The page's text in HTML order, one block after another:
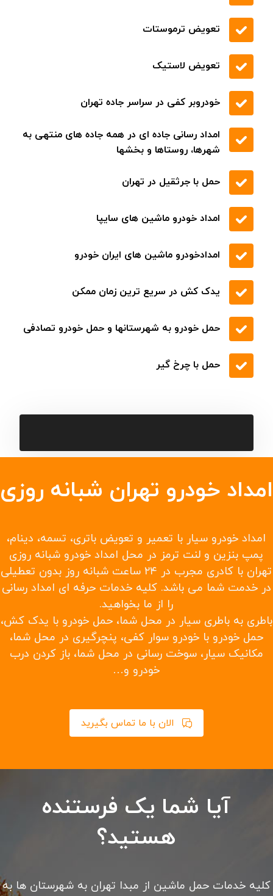
تعویض ترموستات
تعویض لاستیک
خودروبر کفی در سراسر جاده تهران
امداد رسانی جاده ای در همه جاده های منتهی به
شهرها، روستاها و بخشها
حمل با جرثقیل در تهران
امداد خودرو ماشین های سایپا
امدادخودرو ماشین های ایران خودرو
یدک کش در سریع ترین زمان ممکن
حمل خودرو به شهرستانها و حمل خودرو تصادفی
حمل با چرخ گیر
امداد خودرو تهران شبانه روزی
امداد خودرو سیار با تعمیر و تعویض باتری، تسمه، دینام،
پمپ بنزین و لنت ترمز در محل امداد خودرو شبانه روزی
تهران با کادری مجرب در ۲۴ ساعت شبانه روز بدون تعطیلی
در خدمت شما می باشد. کلیه خدمات حرفه ای امداد رسانی
را از ما بخواهید.
باطری به باطری سیار در محل شما، حمل خودرو با یدک کش،
حمل خودرو با خودرو سوار کفی، پنچرگیری در محل شما،
مکانیک سیار، سوخت رسانی در محل شما، باز کردن درب
خودرو و…
الان با ما تماس بگیرید
آیا شما یک فرستنده
هستید؟
کلیه خدمات حمل ماشین از مبدا تهران به شهرستان ها به